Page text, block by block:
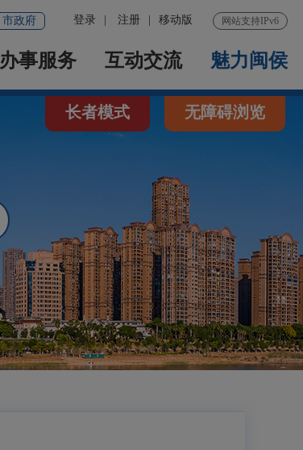
网站支持IPv6
登录 注册 移动版
市政府
办事服务 互动交流 魅力闽侯
长者模式 无障碍浏览